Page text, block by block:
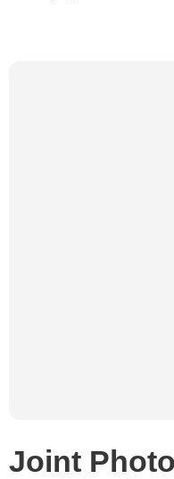
Joint